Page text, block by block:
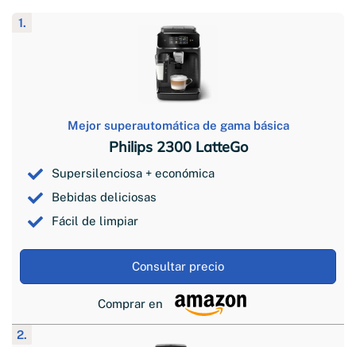
1.
Mejor superautomática de gama básica
Philips 2300 LatteGo
Supersilenciosa + económica
Bebidas deliciosas
Fácil de limpiar
Consultar precio
Comprar en
2.